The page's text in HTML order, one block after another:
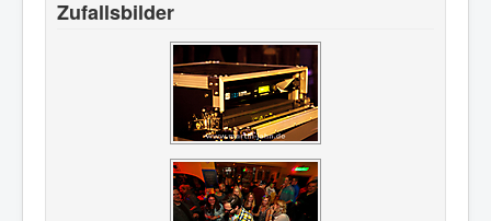
Zufallsbilder